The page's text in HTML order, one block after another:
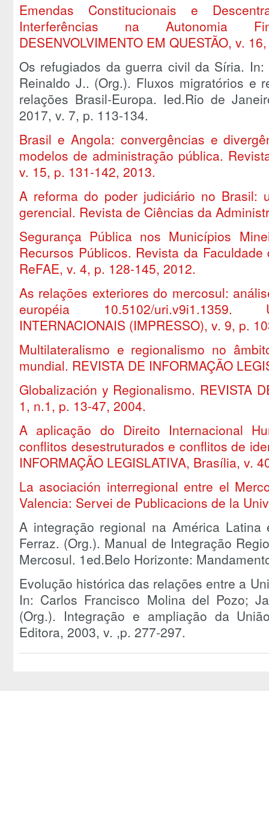
Emendas Constitucionais e
Interferências na Autonomia
DESENVOLVIMENTO EM QUESTÃO, v.
Os refugiados da guerra civil da Síria. In:
Reinaldo J.. (Org.). Fluxos migratórios e
relações Brasil-Europa. Ied.Rio de
2017, v. 7, p. 113-134.
Brasil e Angola: convergências e
modelos de administração pública.
v. 15, p. 131-142, 2013.
A reforma do poder judiciário no Brasil:
gerencial. Revista de Ciências da
Segurança Pública nos Municípios
Recursos Públicos. Revista da
ReFAE, v. 4, p. 128-145, 2012.
As relações exteriores do mercosul:
européia 10.5102/uri.v9i1.1359.
INTERNACIONAIS (IMPRESSO), v. 9, p.
Multilateralismo e regionalismo no
mundial. REVISTA DE INFORMAÇÃO
Globalización y Regionalismo. REVISTA
1, n.1, p. 13-47, 2004.
A aplicação do Direito Internacional
conflitos desestruturados e conflitos de
INFORMAÇÃO LEGISLATIVA, Brasília, v.
La asociación interregional entre el
Valencia: Servei de Publicacions de la
A integração regional na América
Ferraz. (Org.). Manual de Integração
Mercosul. 1ed.Belo Horizonte:
Evolução histórica das relações entre a
In: Carlos Francisco Molina del Pozo;
(Org.). Integração e ampliação da
Editora, 2003, v. ,p. 277-297.